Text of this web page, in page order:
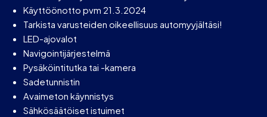
Käyttöönotto pvm 21.3.2024
Tarkista varusteiden oikeellisuus automyyjältäsi!
LED-ajovalot
Navigointijärjestelmä
Pysäköintitutka tai -kamera
Sadetunnistin
Avaimeton käynnistys
Sähkösäätöiset istuimet